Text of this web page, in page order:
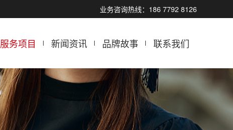
业务咨询热线：186 7792 8126
服务项目 新闻资讯 品牌故事 联系我们